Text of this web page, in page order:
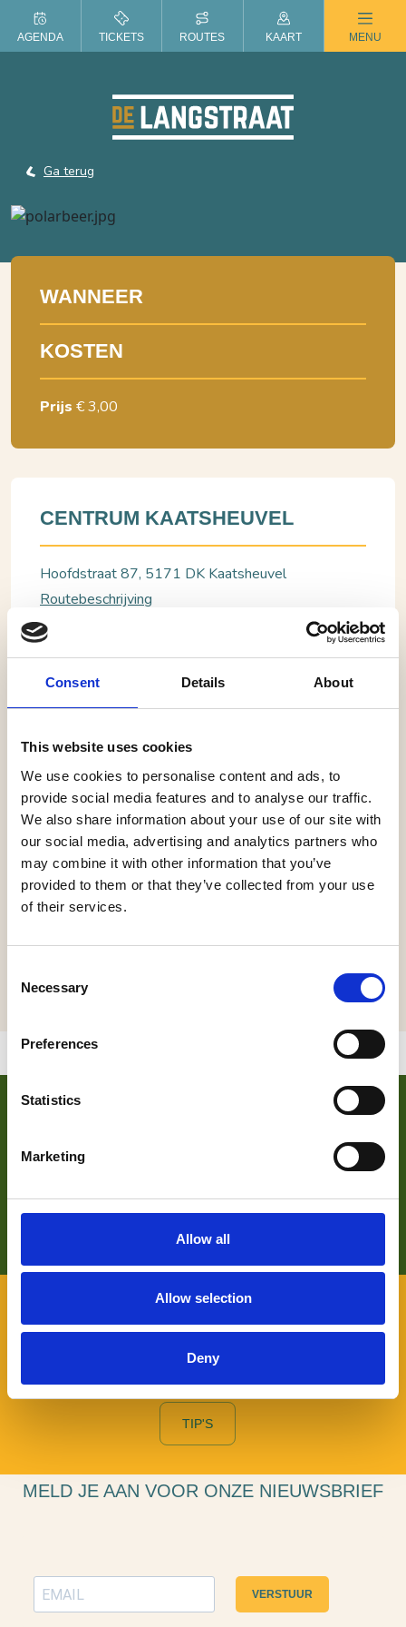
Consent Details About
This website uses cookies
We use cookies to personalise content and ads, to
provide social media features and to analyse our traffic.
We also share information about your use of our site with
our social media, advertising and analytics partners who
may combine it with other information that you’ve
provided to them or that they’ve collected from your use
of their services.
Selection
Necessary
Preferences
Statistics
Marketing
Allow all
Allow selection
Deny
ZOMER IN DE LANGSTRAAT
Ga terug
Kaatsheuvel, Centrum Kaatsheuvel
Bordspellenavond
Kom gezellig spelen in onze bordspelruimte. Je kan
ook alleen deelnemen door aan te schuiven bij een
vrije stoel en speel mee. De spellen kunnen vrij
gekozen worden uit onze overvolle spelkasten. Er
WANNEER
KOSTEN
Prijs € 3,00
CENTRUM KAATSHEUVEL
Hoofdstraat 87, 5171 DK Kaatsheuvel
Routebeschrijving
Bel: 0624753820
BEKIJK WEBSITE
Zoek je meer informatie over het bedrijf achter Bezoek De
Langstraat? Klik op de button en kom alles te weten over
Langstraat en wil je daarover graag persoonlijk advies? Je
TIP'S
MELD JE AAN VOOR ONZE NIEUWSBRIEF
VERSTUUR
AGENDA TICKETS ROUTES KAART MENU